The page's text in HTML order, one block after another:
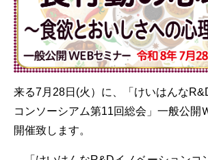
来る7月28日(火）に、「けいはんな
コンソーシアム第11回総会」一般公開
開催致します。